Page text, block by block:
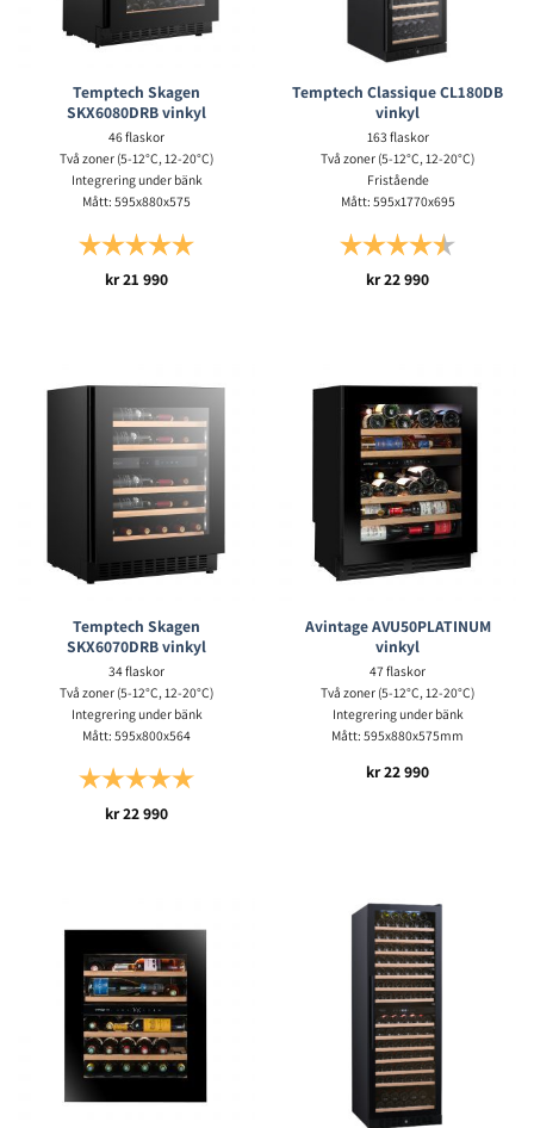
Temptech Skagen
SKX6080DRB vinkyl
46 flaskor
Två zoner (5-12°C, 12-20°C)
Integrering under bänk
Mått: 595x880x575
Betyg:
kr21 990
Temptech Classique CL180DB
vinkyl
163 flaskor
Två zoner (5-12°C, 12-20°C)
Fristående
Mått: 595x1770x695
Betyg:
kr22 990
Temptech Skagen
SKX6070DRB vinkyl
34 flaskor
Två zoner (5-12°C, 12-20°C)
Integrering under bänk
Mått: 595x800x564
Betyg:
kr22 990
Avintage AVU50PLATINUM
vinkyl
47 flaskor
Två zoner (5-12°C, 12-20°C)
Integrering under bänk
Mått: 595x880x575mm
kr22 990